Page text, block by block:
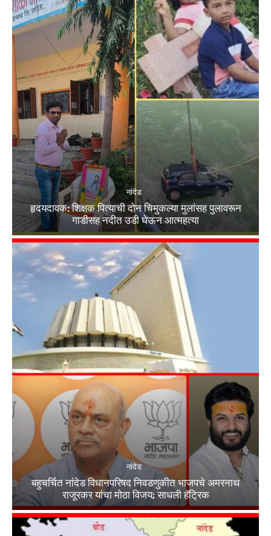
नांदेड
हृदयदावक: शिक्षक पित्याची दोन चिमुकल्या मुलांसह पुलावरून
गाडीसह नदीत उडी घेऊन आत्महत्या
नांदेड
बहुचर्चित नांदेड विधानपरिषद निवडणुकीत भाजपचे अमरनाथ
राजूरकर यांचा मोठा विजय; साधली हॅट्रिक